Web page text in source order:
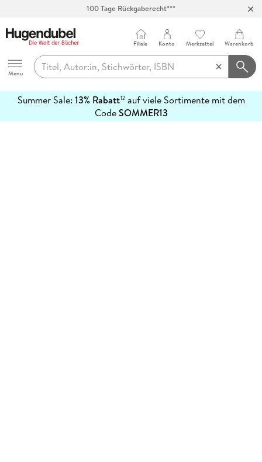
100 Tage Rückgaberecht***
Hugendubel
Menu
Filiale Konto Merkzettel Warenkorb
Summer Sale: 13% Rabatt12auf viele Sortimente mit dem
CodeSOMMER13
erfahren